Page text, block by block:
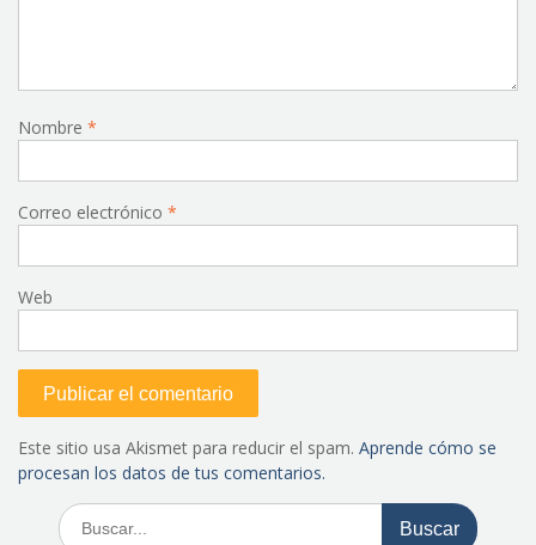
Nombre *
Correo electrónico *
Web
Este sitio usa Akismet para reducir el spam. Aprende cómo se
procesan los datos de tus comentarios.
Buscar: